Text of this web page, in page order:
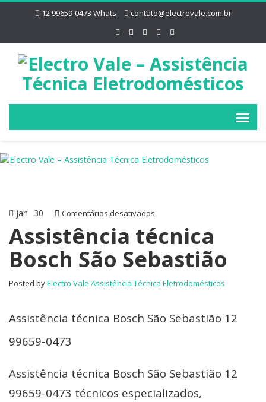
12 99659-0473 Whats contato@electrovale.com.br
jan 30 Comentários desativados
técnica
São
Assistência técnica
Bosch São Sebastião
Posted byElectro Vale Assistência Técnica Eletrodomésticos
Assistência técnica Bosch São Sebastião 12
99659-0473
Assistência técnica Bosch São Sebastião 12
99659-0473 técnicos especializados,